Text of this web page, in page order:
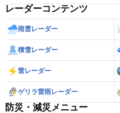
レーダーコンテンツ
雨雲レーダー
積雪レーダー
雷レーダー
ゲリラ雷雨レーダー
防災・減災メニュー